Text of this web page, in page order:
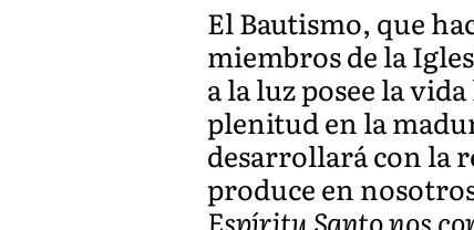
El Bautismo, que
miembros de la
a la luz posee la
plenitud en la
desarrollará con la
produce en
Espíritu Santo nos